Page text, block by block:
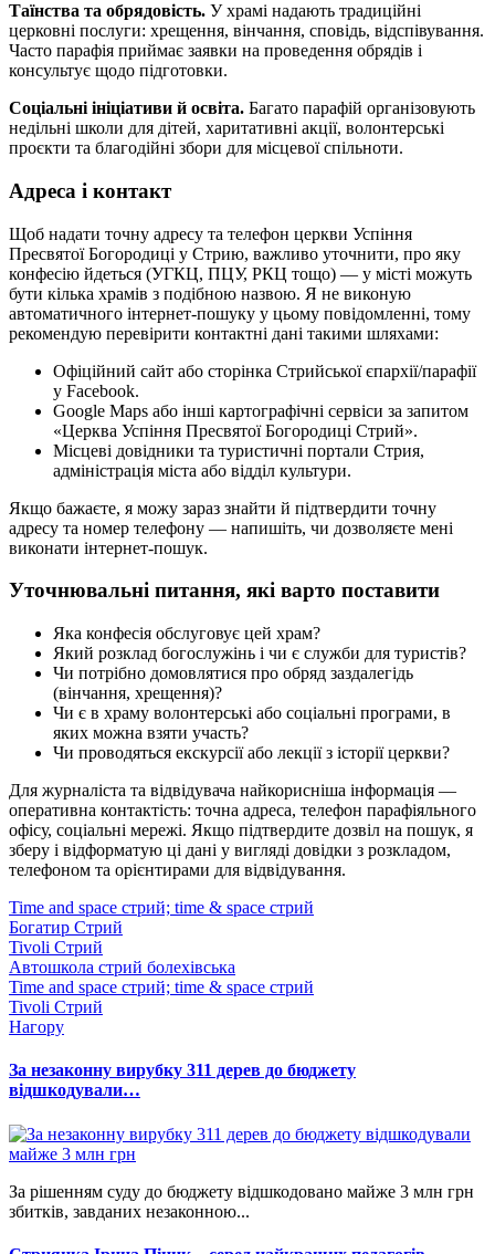
Таїнства та обрядовість. У храмі надають традиційні
церковні послуги: хрещення, вінчання, сповідь, відспівування.
Часто парафія приймає заявки на проведення обрядів і
консультує щодо підготовки.
Соціальні ініціативи й освіта. Багато парафій організовують
недільні школи для дітей, харитативні акції, волонтерські
проєкти та благодійні збори для місцевої спільноти.
Адреса і контакт
Щоб надати точну адресу та телефон церкви Успіння
Пресвятої Богородиці у Стрию, важливо уточнити, про яку
конфесію йдеться (УГКЦ, ПЦУ, РКЦ тощо) — у місті можуть
бути кілька храмів з подібною назвою. Я не виконую
автоматичного інтернет-пошуку у цьому повідомленні, тому
рекомендую перевірити контактні дані такими шляхами:
Офіційний сайт або сторінка Стрийської єпархії/парафії
у Facebook.
Google Maps або інші картографічні сервіси за запитом
«Церква Успіння Пресвятої Богородиці Стрий».
Місцеві довідники та туристичні портали Стрия,
адміністрація міста або відділ культури.
Якщо бажаєте, я можу зараз знайти й підтвердити точну
адресу та номер телефону — напишіть, чи дозволяєте мені
виконати інтернет-пошук.
Уточнювальні питання, які варто поставити
Яка конфесія обслуговує цей храм?
Який розклад богослужінь і чи є служби для туристів?
Чи потрібно домовлятися про обряд заздалегідь
(вінчання, хрещення)?
Чи є в храму волонтерські або соціальні програми, в
яких можна взяти участь?
Чи проводяться екскурсії або лекції з історії церкви?
Для журналіста та відвідувача найкорисніша інформація —
оперативна контактість: точна адреса, телефон парафіяльного
офісу, соціальні мережі. Якщо підтвердите дозвіл на пошук, я
зберу і відформатую ці дані у вигляді довідки з розкладом,
телефоном та орієнтирами для відвідування.
Time and space стрий; time & space стрий
Богатир Стрий
Tivoli Стрий
Автошкола стрий болехівська
Time and space стрий; time & space стрий
Tivoli Стрий
Нагору
За незаконну вирубку 311 дерев до бюджету
відшкодували…
За рішенням суду до бюджету відшкодовано майже 3 млн грн
збитків, завданих незаконною...